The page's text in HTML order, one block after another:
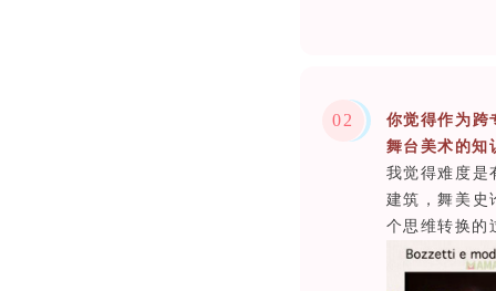
02
你觉得作为跨
舞台美术的知
我觉得难度是
建筑，舞美史
个思维转换的